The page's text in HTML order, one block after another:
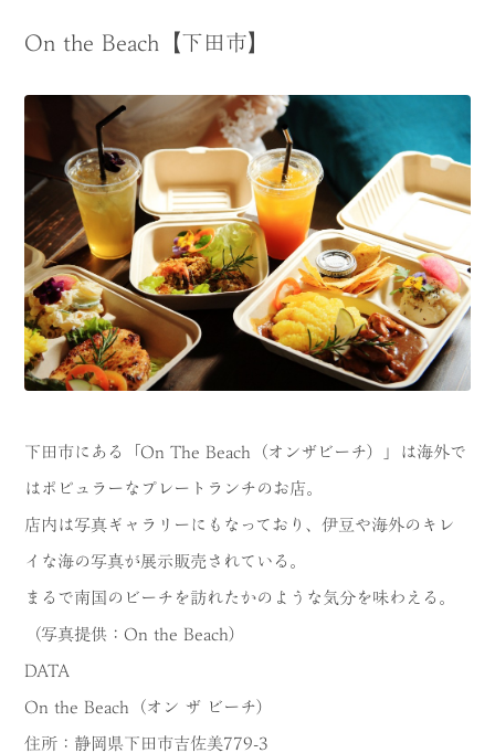
On the Beach【下田市】
下田市にある「On The Beach（オンザビーチ）」は海外で
はポピュラーなプレートランチのお店。
店内は写真ギャラリーにもなっており、伊豆や海外のキレ
イな海の写真が展示販売されている。
まるで南国のビーチを訪れたかのような気分を味わえる。
（写真提供：On the Beach）
DATA
On the Beach（オン ザ ビーチ）
住所：静岡県下田市吉佐美779-3